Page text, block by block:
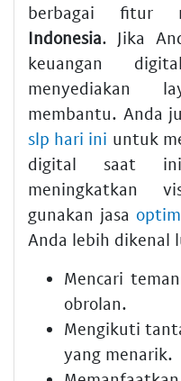
berbagai fitur
Indonesia. Jika
keuangan
menyediakan
membantu. Anda
slp hari ini untuk
digital saat
meningkatkan
gunakan jasa
Anda lebih dikenal
Mencari
obrolan.
Mengikuti
yang menarik.